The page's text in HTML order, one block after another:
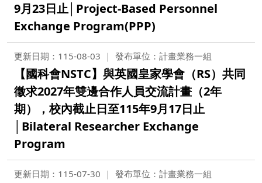
9月23日止│Project-Based Personnel
Exchange Program(PPP)
更新日期：115-08-03 發布單位：計畫業務一組
【國科會NSTC】與英國皇家學會（RS）共同
徵求2027年雙邊合作人員交流計畫（2年
期），校內截止日至115年9月17日止
│Bilateral Researcher Exchange
Program
更新日期：115-07-30 發布單位：計畫業務一組